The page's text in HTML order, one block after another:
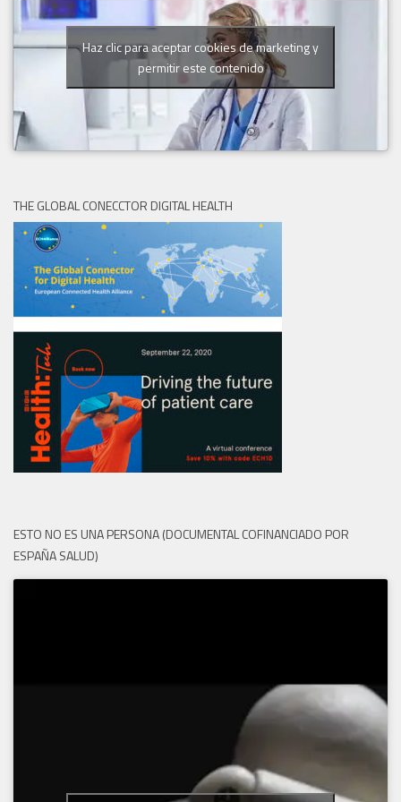
Haz clic para aceptar cookies de marketing y
permitir este contenido
THE GLOBAL CONECCTOR DIGITAL HEALTH
ESTO NO ES UNA PERSONA (DOCUMENTAL COFINANCIADO POR
ESPAÑA SALUD)